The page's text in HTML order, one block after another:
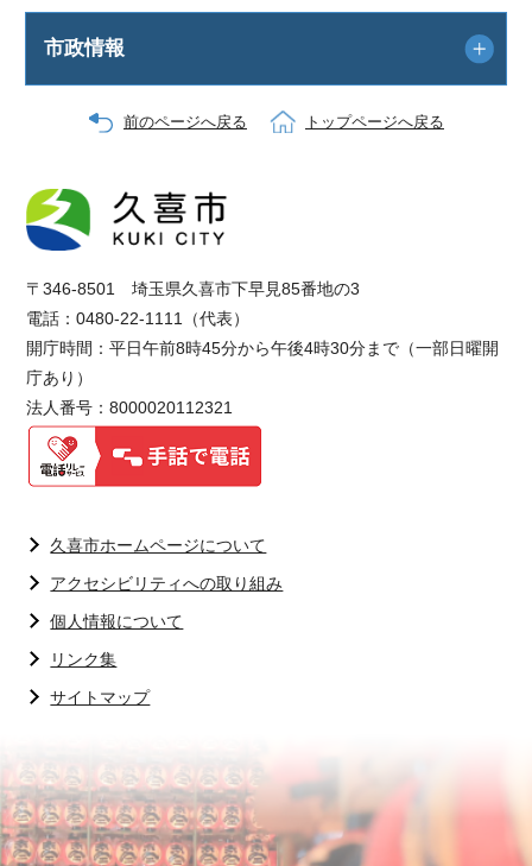
市政情報
前のページへ戻る トップページへ戻る
〒346-8501 埼玉県久喜市下早見85番地の3
電話：0480-22-1111（代表）
開庁時間：平日午前8時45分から午後4時30分まで（一部日曜開
庁あり）
法人番号：8000020112321
久喜市ホームページについて
アクセシビリティへの取り組み
個人情報について
リンク集
サイトマップ